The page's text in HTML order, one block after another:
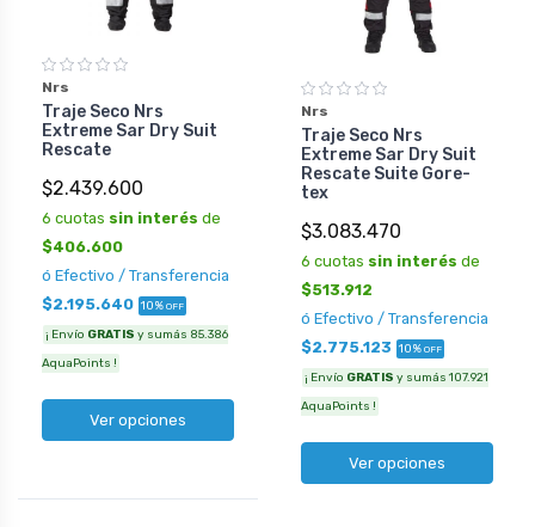
Nrs
Traje Seco Nrs
Extreme Sar Dry Suit
Rescate
$2.439.600
6 cuotas sin interés de
$406.600
ó Efectivo / Transferencia
$2.195.640 10% OFF
¡ Envío GRATIS y sumás 85.386
AquaPoints !
Ver opciones
Nrs
Traje Seco Nrs
Extreme Sar Dry Suit
Rescate Suite Gore-
tex
$3.083.470
6 cuotas sin interés de
$513.912
ó Efectivo / Transferencia
$2.775.123 10% OFF
¡ Envío GRATIS y sumás 107.921
AquaPoints !
Ver opciones